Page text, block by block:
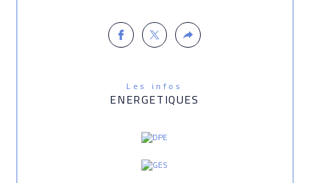
Les infos
ENERGETIQUES